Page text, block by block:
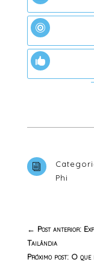


i
Phi
← Post anterior:
Tailândia
Próximo post: O